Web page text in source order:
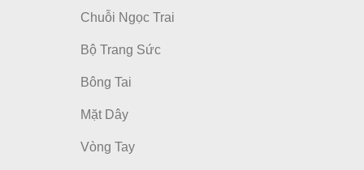
Chuỗi Ngọc Trai
Bộ Trang Sức
Bông Tai
Mặt Dây
Vòng Tay